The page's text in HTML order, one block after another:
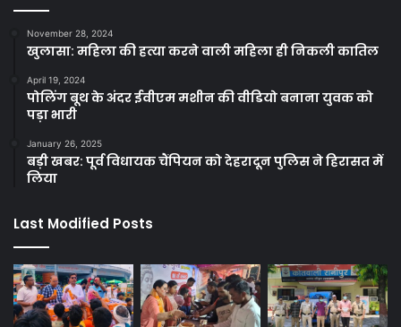
November 28, 2024
खुलासा: महिला की हत्या करने वाली महिला ही निकली कातिल
April 19, 2024
पोलिंग बूथ के अंदर ईवीएम मशीन की वीडियो बनाना युवक को
पड़ा भारी
January 26, 2025
बड़ी खबर: पूर्व विधायक चैंपियन को देहरादून पुलिस ने हिरासत में
लिया
Last Modified Posts